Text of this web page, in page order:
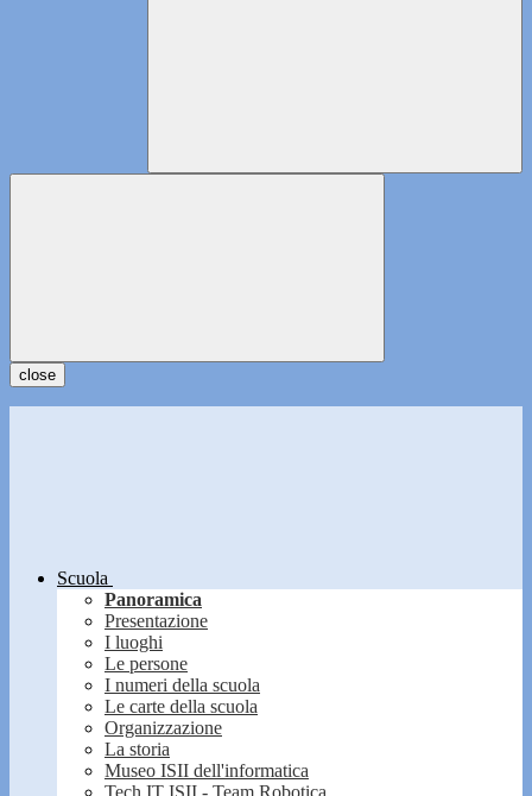
close
Scuola
Panoramica
Presentazione
I luoghi
Le persone
I numeri della scuola
Le carte della scuola
Organizzazione
La storia
Museo ISII dell'informatica